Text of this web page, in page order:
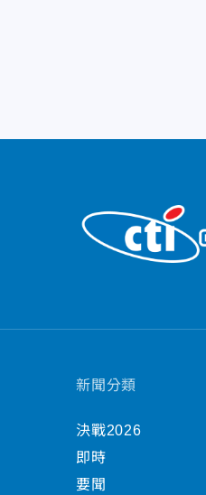
新聞分類
決戰2026
即時
要聞